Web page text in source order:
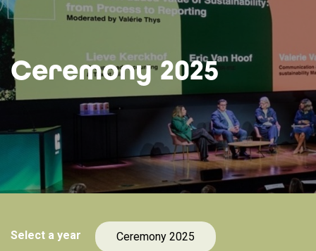
Ceremony 2025
Select a year Ceremony 2025